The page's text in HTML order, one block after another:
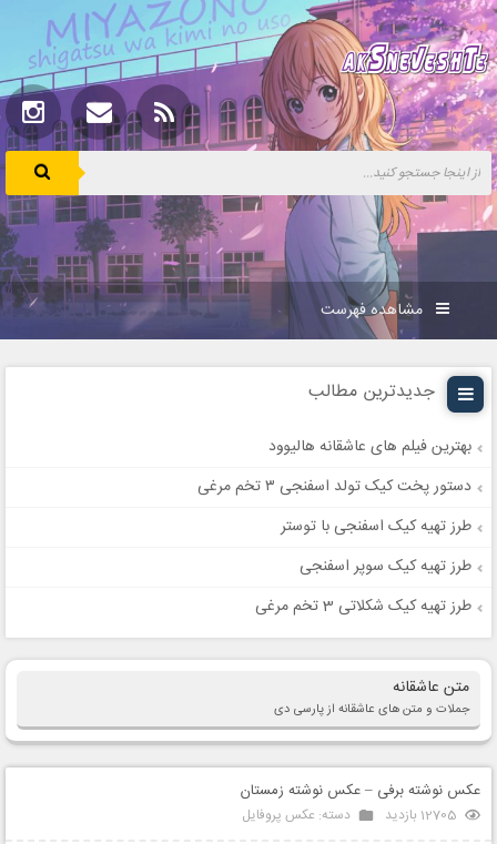
مشاهده فهرست
جدیدترین مطالب
بهترین فیلم های عاشقانه هالیوود
دستور پخت کیک تولد اسفنجی ۳ تخم مرغی
طرز تهیه کیک اسفنجی با توستر
طرز تهیه کیک سوپر اسفنجی
طرز تهیه کیک شکلاتی 3 تخم مرغی
متن عاشقانه
جملات و متن های عاشقانه از پارسی دی
عکس نوشته برفی – عکس نوشته زمستان
12705 بازدید دسته: عکس پروفایل